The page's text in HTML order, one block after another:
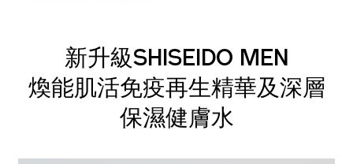
新升級SHISEIDO MEN
煥能肌活免疫再生精華及深層
保濕健膚水